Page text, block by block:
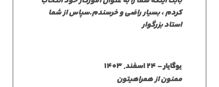
کردم ، بسیار راضی و خرسندم.سپاس از شما
استاد بزرگوار
یوگایار–24 اسفند, 1403
ممنون از همراهیتون